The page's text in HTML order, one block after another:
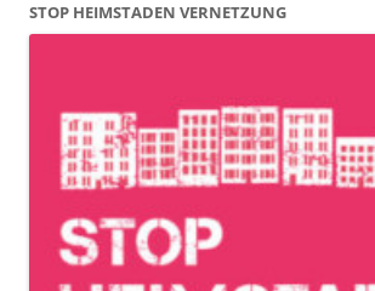
STOP HEIMSTADEN VERNETZUNG